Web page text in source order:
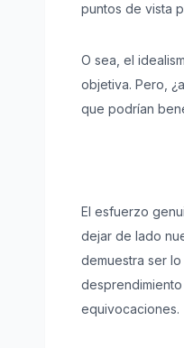
puntos de vista
O sea, el
objetiva. Pero,
que podrían
El esfuerzo
dejar de lado
demuestra ser
equivocaciones.